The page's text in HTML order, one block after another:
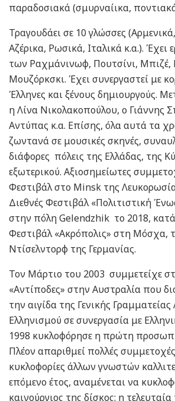
παραδοσιακά (σμυρναίικα,
Τραγουδάει σε 10 γλώσσες
Aζέρικα, Ρωσικά, Ιταλικά κ.α.). Έχει
των Ραχμάνινωφ, Πουτσίνι, Μπιζέ,
Μουζόρκσκι. Έχει συνεργαστεί με
Έλληνες και ξένους δημιουργούς.
η Λίνα Νικολακοπούλου, ο Γιάννης
Αντύπας κ.α. Επίσης, όλα αυτά τα
ζωντανά σε μουσικές σκηνές,
διάφορες πόλεις της Ελλάδας, της
εξωτερικού. Αξιοσημείωτες
Φεστιβάλ στο Minsk της
Διεθνές Φεστιβάλ «Πολιτιστική
στην πόλη Gelendzhik το 2018,
Φεστιβάλ «Ακρόπολις» στη Μόσχα,
Ντίσελντορφ της Γερμανίας.
Τον Μάρτιο του 2003 συμμετείχε
«Αντίποδες» στην Αυστραλία που
την αιγίδα της Γενικής
Ελληνισμού σε συνεργασία με
1998 κυκλοφόρησε η πρώτη
Πλέον απαριθμεί πολλές
κυκλοφορίες άλλων γνωστών
επόμενο έτος, αναμένεται να
καινούργιος της δίσκος: η